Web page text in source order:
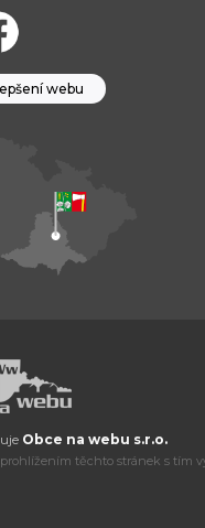
webu
Obce na webu s.r.o.
těchto stránek s tím